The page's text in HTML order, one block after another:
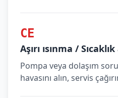
CE
Aşırı ısınma /
Pompa veya dolaşım
havasını alın, servis